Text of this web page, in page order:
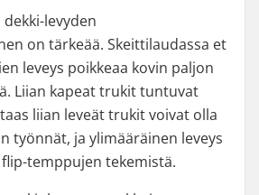
levyden
on tärkeää. Skeittilaudassa et
leveys poikkeaa kovin paljon
Liian kapeat trukit tuntuvat
liian leveät trukit voivat olla
työnnät, ja ylimääräinen leveys
temppujen tekemistä.